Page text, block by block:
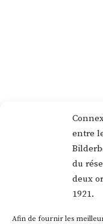
entre
du
deux
1921.
Afin de fournir les